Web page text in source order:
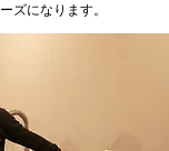
ズになります。